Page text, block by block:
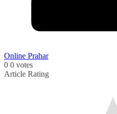
Online Prahar
0 0 votes
Article Rating